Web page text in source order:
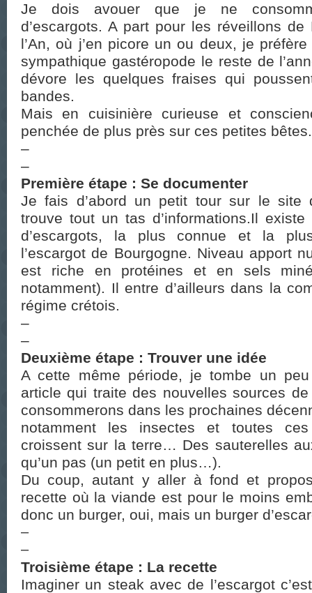
Je dois avouer que je ne
d’escargots. A part pour les réveillons
l’An, où j’en picore un ou deux, je
sympathique gastéropode le reste de
dévore les quelques fraises qui
bandes.
Mais en cuisinière curieuse et
penchée de plus près sur ces petites bêtes.
–
–
Première étape : Se documenter
Je fais d’abord un petit tour sur le site
trouve tout un tas d’informations.Il existe
d’escargots, la plus connue et la
l’escargot de Bourgogne. Niveau apport
est riche en protéines et en sels
notamment). Il entre d’ailleurs dans la
régime crétois.
–
–
Deuxième étape : Trouver une idée
A cette même période, je tombe un
article qui traite des nouvelles sources
consommerons dans les prochaines
notamment les insectes et toutes
croissent sur la terre… Des sauterelles
qu’un pas (un petit en plus…).
Du coup, autant y aller à fond et
recette où la viande est pour le moins
donc un burger, oui, mais un burger
–
–
Troisième étape : La recette
Imaginer un steak avec de l’escargot